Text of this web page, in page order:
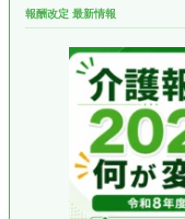
報酬改定 最新情報